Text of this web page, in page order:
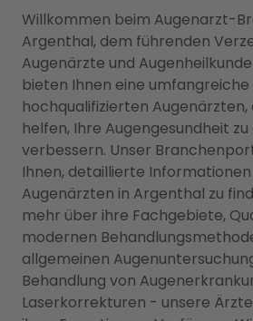
Willkommen beim Augenarzt-
Argenthal, dem führenden
Augenärzte und
bieten Ihnen eine umfangreiche
hochqualifizierten Augenärzten,
helfen, Ihre Augengesundheit
verbessern. Unser
Ihnen, detaillierte Informationen
Augenärzten in Argenthal zu
mehr über ihre Fachgebiete,
modernen
allgemeinen
Behandlung von
Laserkorrekturen - unsere